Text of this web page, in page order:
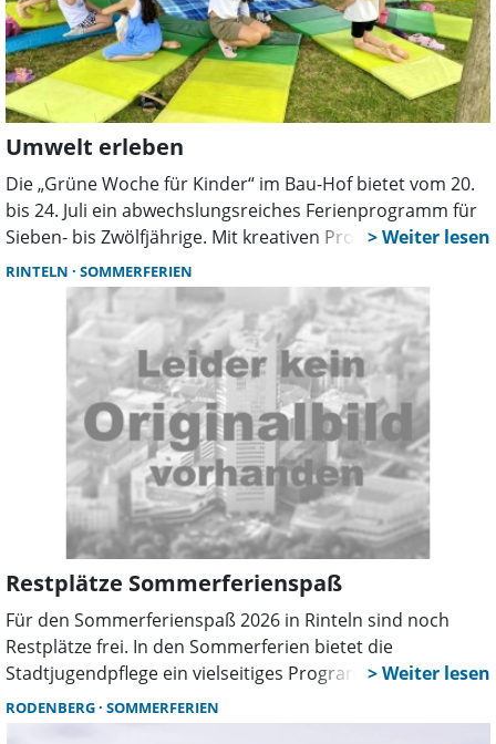
Umwelt erleben
Die „Grüne Woche für Kinder“ im Bau-Hof bietet vom 20.
bis 24. Juli ein abwechslungsreiches Ferienprogramm für
Sieben- bis Zwölfjährige. Mit kreativen Projekten,
Ausflügen und viel Bewegung steht der bewusste Umgang
mit Umwelt und Natur im Mittelpunkt.
RINTELN SOMMERFERIEN
Restplätze Sommerferienspaß
Für den Sommerferienspaß 2026 in Rinteln sind noch
Restplätze frei. In den Sommerferien bietet die
Stadtjugendpflege ein vielseitiges Programm mit Sport,
Ausflügen, Basteln, Kochen, Turnen und Spielen für
verschiedene Altersgruppen an.
RODENBERG SOMMERFERIEN